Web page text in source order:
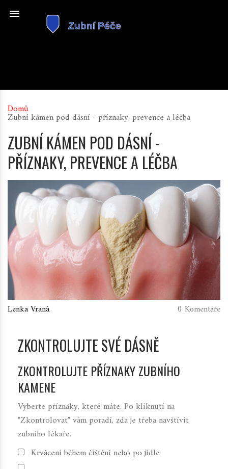
Domů
Zubní kámen pod dásní - příznaky, prevence a léčba
ZUBNÍ KÁMEN POD DÁSNÍ -
PŘÍZNAKY, PREVENCE A LÉČBA
Lenka Vraná 0 Komentáře
ZKONTROLUJTE SVÉ DÁSNĚ
ZKONTROLUJTE PŘÍZNAKY ZUBNÍHO
KAMENE
Vyberte příznaky, které máte. Po kliknutí na
"Zkontrolovat" vám poradí, zda je třeba navštívit
zubního lékaře.
Krvácení během čištění nebo po jídle